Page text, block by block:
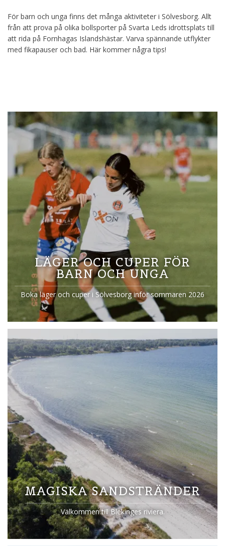
För barn och unga finns det många aktiviteter i Sölvesborg. Allt
från att prova på olika bollsporter på Svarta Leds idrottsplats till
att rida på Fornhagas Islandshästar. Varva spännande utflykter
med fikapauser och bad. Här kommer några tips!
LÄGER OCH CUPER FÖR
BARN OCH UNGA
Boka läger och cuper i Sölvesborg inför sommaren 2026
MAGISKA SANDSTRÄNDER
Välkommen till Blekinges riviera.